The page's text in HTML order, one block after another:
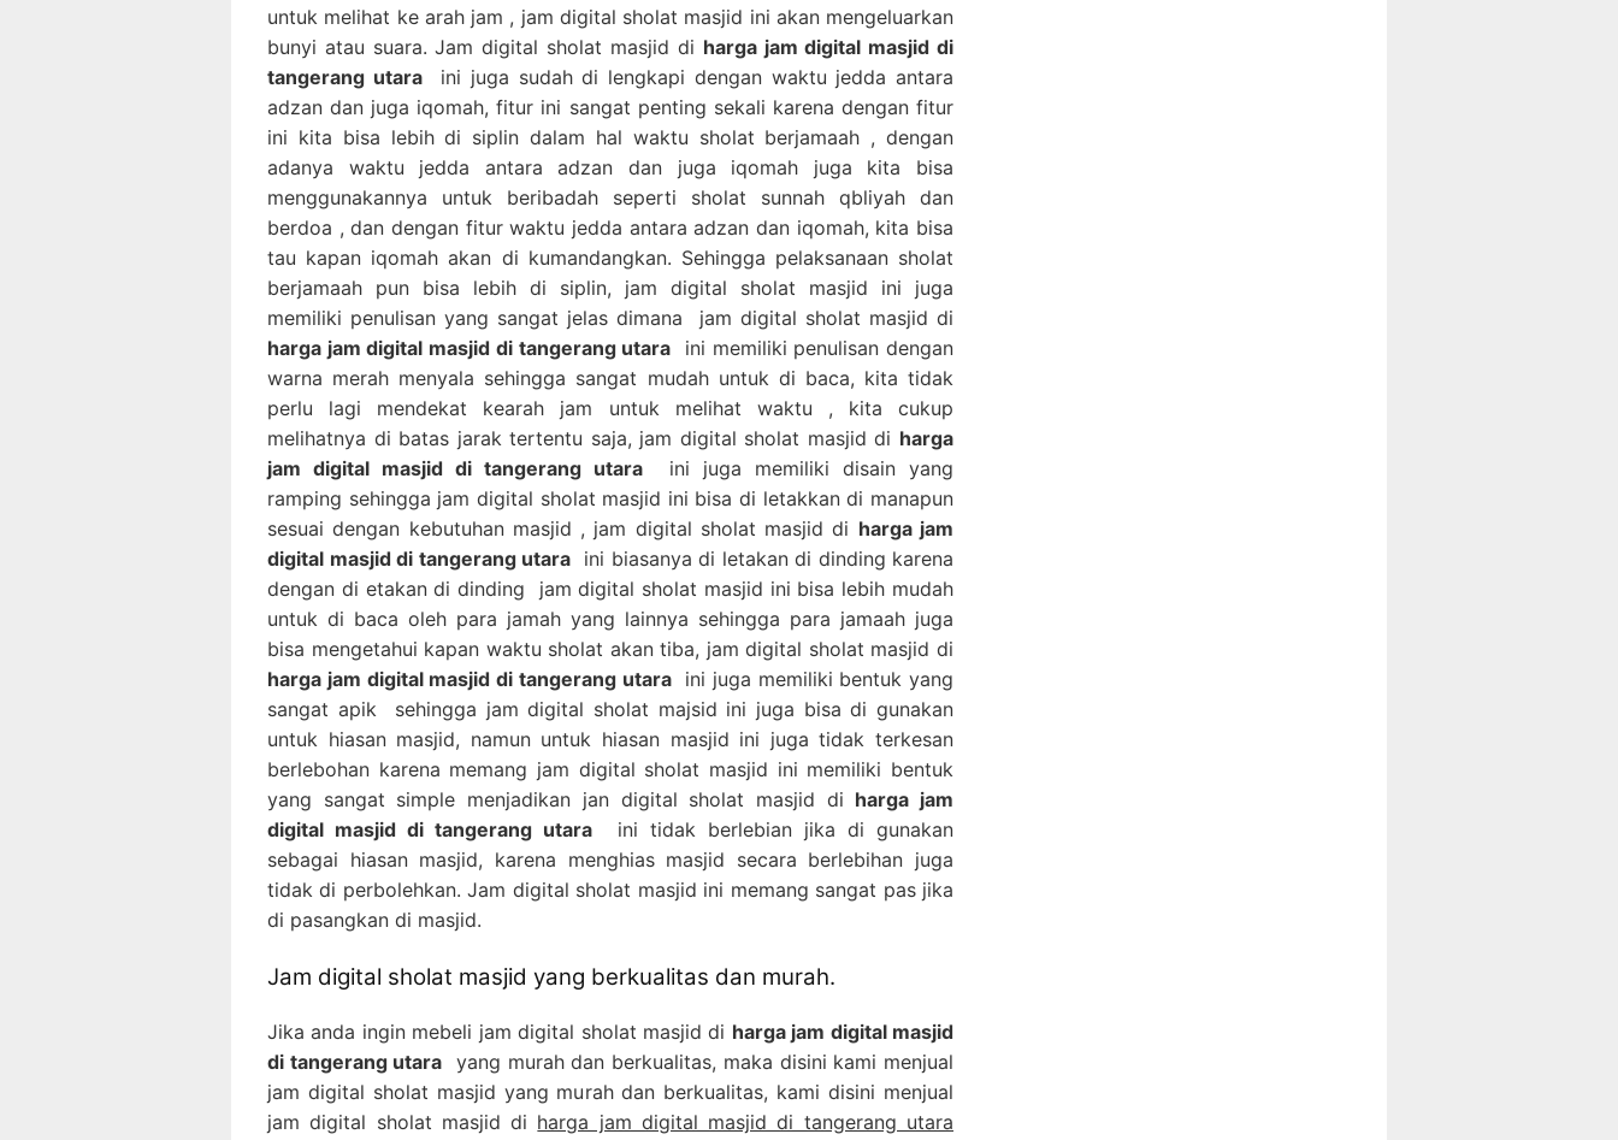
untuk melihat ke arah jam , jam digital sholat masjid ini akan mengeluarkan
bunyi atau suara. Jam digital sholat masjid di harga jam digital masjid di
tangerang utaraini juga sudah di lengkapi dengan waktu jedda antara
adzan dan juga iqomah, fitur ini sangat penting sekali karena dengan fitur
ini kita bisa lebih di siplin dalam hal waktu sholat berjamaah , dengan
adanya waktu jedda antara adzan dan juga iqomah juga kita bisa
menggunakannya untuk beribadah seperti sholat sunnah qbliyah dan
berdoa , dan dengan fitur waktu jedda antara adzan dan iqomah, kita bisa
tau kapan iqomah akan di kumandangkan. Sehingga pelaksanaan sholat
berjamaah pun bisa lebih di siplin, jam digital sholat masjid ini juga
memiliki penulisan yang sangat jelas dimana jam digital sholat masjid di
harga jam digital masjid di tangerang utara ini memiliki penulisan dengan
warna merah menyala sehingga sangat mudah untuk di baca, kita tidak
perlu lagi mendekat kearah jam untuk melihat waktu , kita cukup
melihatnya di batas jarak tertentu saja, jam digital sholat masjid di harga
jam digital masjid di tangerang utara ini juga memiliki disain yang
ramping sehingga jam digital sholat masjid ini bisa di letakkan di manapun
sesuai dengan kebutuhan masjid , jam digital sholat masjid di harga jam
digital masjid di tangerang utara ini biasanya di letakan di dinding karena
dengan di etakan di dinding jam digital sholat masjid ini bisa lebih mudah
untuk di baca oleh para jamah yang lainnya sehingga para jamaah juga
bisa mengetahui kapan waktu sholat akan tiba, jam digital sholat masjid di
harga jam digital masjid di tangerang utaraini juga memiliki bentuk yang
sangat apik sehingga jam digital sholat majsid ini juga bisa di gunakan
untuk hiasan masjid, namun untuk hiasan masjid ini juga tidak terkesan
berlebohan karena memang jam digital sholat masjid ini memiliki bentuk
yang sangat simple menjadikan jan digital sholat masjid di harga jam
digital masjid di tangerang utara ini tidak berlebian jika di gunakan
sebagai hiasan masjid, karena menghias masjid secara berlebihan juga
tidak di perbolehkan. Jam digital sholat masjid ini memang sangat pas jika
di pasangkan di masjid.
Jam digital sholat masjid yang berkualitas dan murah.
Jika anda ingin mebeli jam digital sholat masjid di harga jam digital masjid
di tangerang utara yang murah dan berkualitas, maka disini kami menjual
jam digital sholat masjid yang murah dan berkualitas, kami disini menjual
jam digital sholat masjid di harga jam digital masjid di tangerang utara